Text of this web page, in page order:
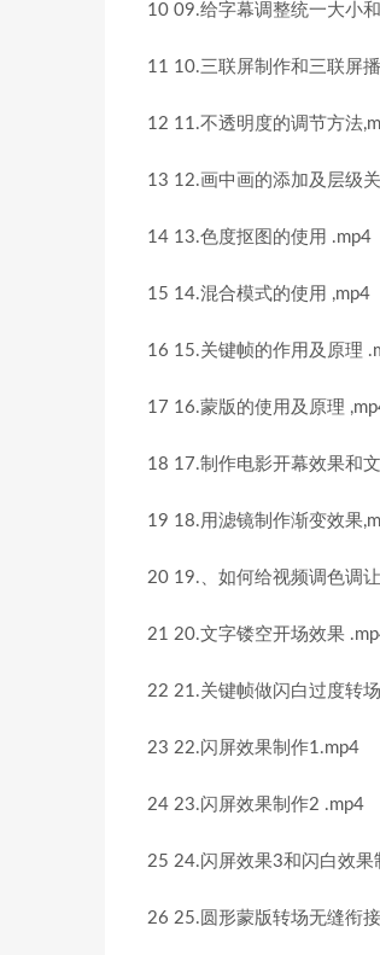
10 09.给字幕调整统一大小
11 10.三联屏制作和三联屏
12 11.不透明度的调节方法
13 12.画中画的添加及层级
14 13.色度抠图的使用 .mp4
15 14.混合模式的使用 ,mp4
16 15.关键帧的作用及原理
17 16.蒙版的使用及原理
18 17.制作电影开幕效果和
19 18.用滤镜制作渐变效果
20 19.、如何给视频调色调
21 20.文字镂空开场效果
22 21.关键帧做闪白过度转
23 22.闪屏效果制作1.mp4
24 23.闪屏效果制作2 .mp4
25 24.闪屏效果3和闪白效果
26 25.圆形蒙版转场无缝衔